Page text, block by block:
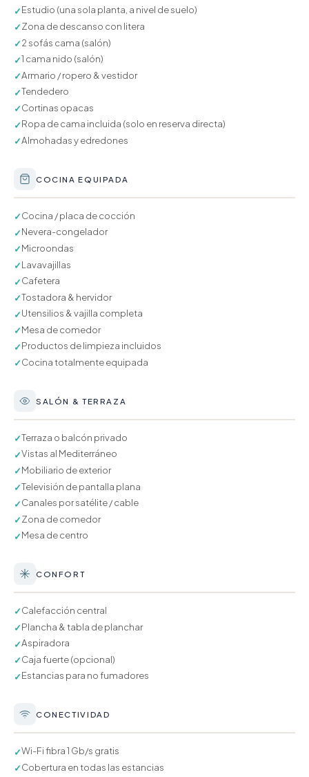
✓Estudio (una sola planta, a nivel de suelo)
✓Zona de descanso con litera
✓2 sofás cama (salón)
✓1 cama nido (salón)
✓Armario / ropero & vestidor
✓Tendedero
✓Cortinas opacas
✓Ropa de cama incluida (solo en reserva directa)
✓Almohadas y edredones
COCINA EQUIPADA
✓Cocina / placa de cocción
✓Nevera-congelador
✓Microondas
✓Lavavajillas
✓Cafetera
✓Tostadora & hervidor
✓Utensilios & vajilla completa
✓Mesa de comedor
✓Productos de limpieza incluidos
✓Cocina totalmente equipada
SALÓN & TERRAZA
✓Terraza o balcón privado
✓Vistas al Mediterráneo
✓Mobiliario de exterior
✓Televisión de pantalla plana
✓Canales por satélite / cable
✓Zona de comedor
✓Mesa de centro
CONFORT
✓Calefacción central
✓Plancha & tabla de planchar
✓Aspiradora
✓Caja fuerte (opcional)
✓Estancias para no fumadores
CONECTIVIDAD
✓Wi-Fi fibra 1 Gb/s gratis
✓Cobertura en todas las estancias